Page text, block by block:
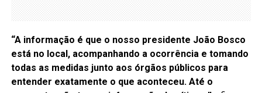
“A informação é que o nosso presidente João Bosco
está no local, acompanhando a ocorrência e tomando
todas as medidas junto aos órgãos públicos para
entender exatamente o que aconteceu. Até o